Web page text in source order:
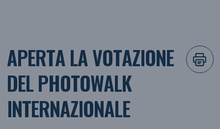
APERTA LA VOTAZIONE
DEL PHOTOWALK
INTERNAZIONALE